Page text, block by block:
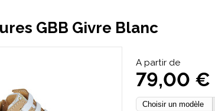
GBB Givre Blanc
A partir de
79,00 €